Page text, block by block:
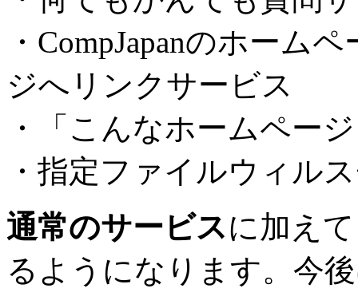
・CompJapanのホーム
ジへリンクサービス
・「こんなホームペー
・指定ファイルウィル
通常のサービスに加え
るようになります。今